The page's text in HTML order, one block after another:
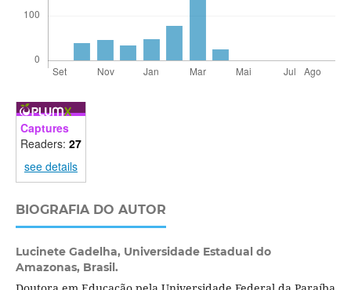
Captures
Readers: 27
see details
BIOGRAFIA DO AUTOR
Lucinete Gadelha, Universidade Estadual do
Amazonas, Brasil.